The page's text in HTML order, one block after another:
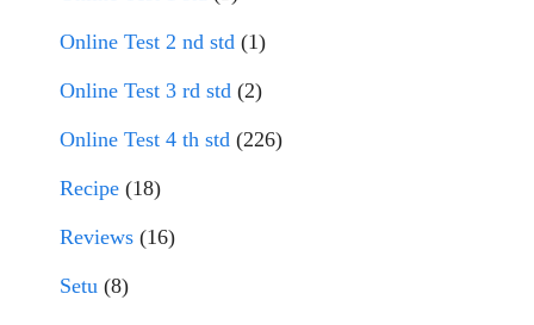
Online Test 2 nd std (1)
Online Test 3 rd std (2)
Online Test 4 th std (226)
Recipe (18)
Reviews (16)
Setu (8)